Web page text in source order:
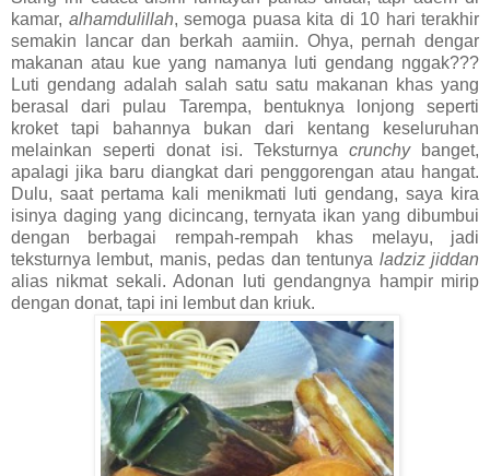
kamar, alhamdulillah, semoga puasa kita di 10 hari terakhir
semakin lancar dan berkah aamiin. Ohya, pernah dengar
makanan atau kue yang namanya luti gendang nggak???
Luti gendang adalah salah satu satu makanan khas yang
berasal dari pulau Tarempa, bentuknya lonjong seperti
kroket tapi bahannya bukan dari kentang keseluruhan
melainkan seperti donat isi. Teksturnya crunchybanget,
apalagi jika baru diangkat dari penggorengan atau hangat.
Dulu, saat pertama kali menikmati luti gendang, saya kira
isinya daging yang dicincang, ternyata ikan yang dibumbui
dengan berbagai rempah-rempah khas melayu, jadi
teksturnya lembut, manis, pedas dan tentunya ladziz jiddan
alias nikmat sekali. Adonan luti gendangnya hampir mirip
dengan donat, tapi ini lembut dan kriuk.